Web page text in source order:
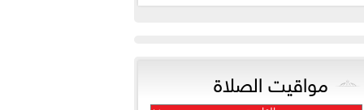
مواقيت الصلاة